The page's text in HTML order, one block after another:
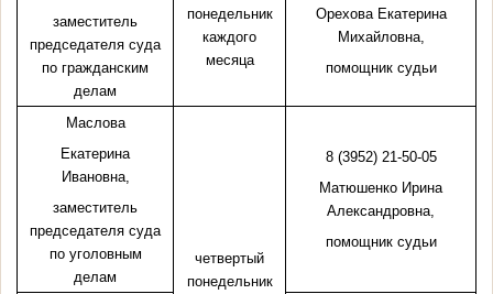
заместитель
председателя суда
по гражданским
делам
понедельник
каждого
месяца
Орехова Екатерина
Михайловна,
помощник судьи
Маслова
Екатерина
Ивановна,
заместитель
председателя суда
по уголовным
делам
четвертый
понедельник
8 (3952) 21-50-05
Матюшенко Ирина
Александровна,
помощник судьи